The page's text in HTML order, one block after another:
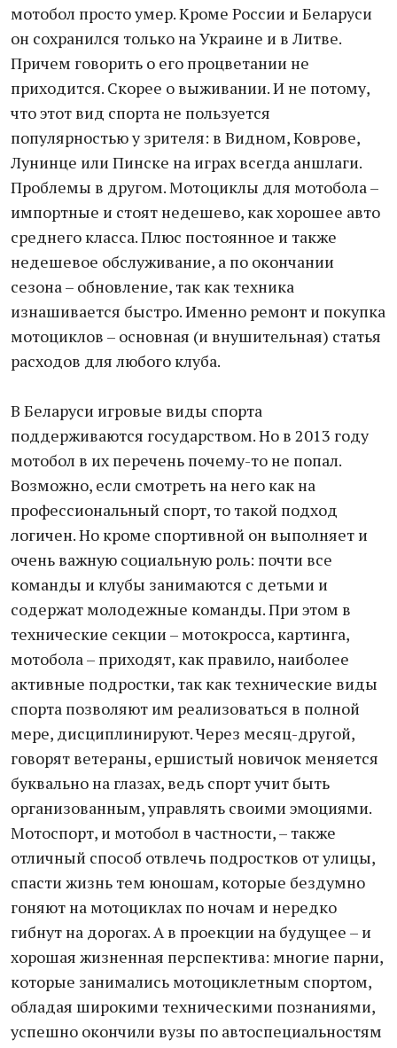
мотобол просто умер. Кроме России и Беларуси
он сохранился только на Украине и в Литве.
Причем говорить о его процветании не
приходится. Скорее о выживании. И не потому,
что этот вид спорта не пользуется
популярностью у зрителя: в Видном, Коврове,
Лунинце или Пинске на играх всегда аншлаги.
Проблемы в другом. Мотоциклы для мотобола –
импортные и стоят недешево, как хорошее авто
среднего класса. Плюс постоянное и также
недешевое обслуживание, а по окончании
сезона – обновление, так как техника
изнашивается быстро. Именно ремонт и покупка
мотоциклов – основная (и внушительная) статья
расходов для любого клуба.
В Беларуси игровые виды спорта
поддерживаются государством. Но в 2013 году
мотобол в их перечень почему-то не попал.
Возможно, если смотреть на него как на
профессиональный спорт, то такой подход
логичен. Но кроме спортивной он выполняет и
очень важную социальную роль: почти все
команды и клубы занимаются с детьми и
содержат молодежные команды. При этом в
технические секции – мотокросса, картинга,
мотобола – приходят, как правило, наиболее
активные подростки, так как технические виды
спорта позволяют им реализоваться в полной
мере, дисциплинируют. Через месяц-другой,
говорят ветераны, ершистый новичок меняется
буквально на глазах, ведь спорт учит быть
организованным, управлять своими эмоциями.
Мотоспорт, и мотобол в частности, – также
отличный способ отвлечь подростков от улицы,
спасти жизнь тем юношам, которые бездумно
гоняют на мотоциклах по ночам и нередко
гибнут на дорогах. А в проекции на будущее – и
хорошая жизненная перспектива: многие парни,
которые занимались мотоциклетным спортом,
обладая широкими техническими познаниями,
успешно окончили вузы по автоспециальностям